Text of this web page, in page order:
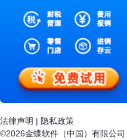
法律声明 | 隐私政策
©2026金蝶软件（中国）有限公司